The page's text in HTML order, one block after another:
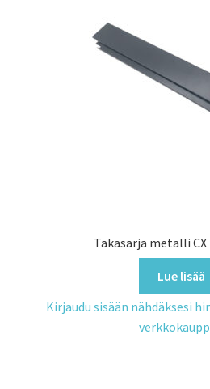
Takasarja metalli CX
Lue lisää
Kirjaudu sisään nähdäksesi